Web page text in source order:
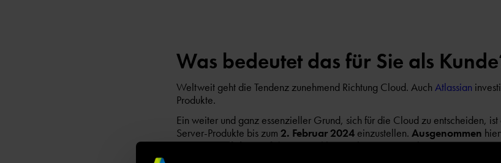
Was bedeutet das für Sie als
Weltweit geht die Tendenz zunehmend Richtung Cloud. Auch Atlassian
Produkte.
Ein weiter und ganz essenzieller Grund, sich für die Cloud zu entscheiden, ist
Server-Produkte bis zum 2. Februar 2024 einzustellen. Ausgenommen
Center-Produkte, auf die wir nachher noch weiter eingehen.